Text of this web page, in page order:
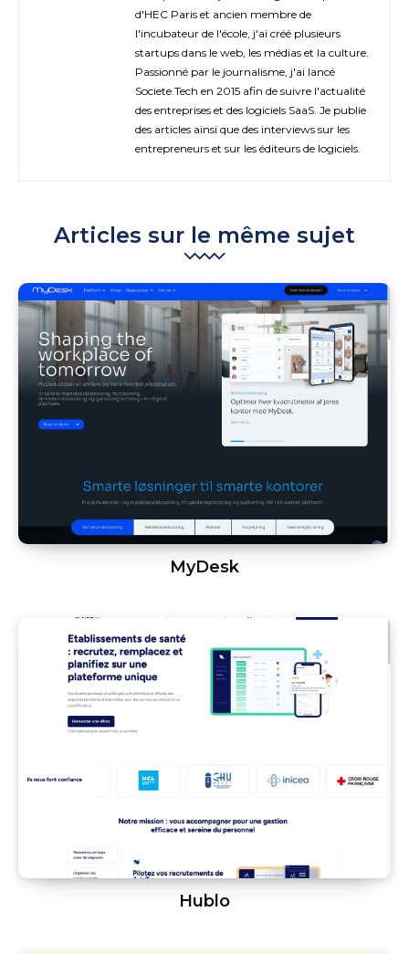
d'HEC Paris et ancien membre de
l'incubateur de l'école, j'ai créé plusieurs
startups dans le web, les médias et la culture.
Passionné par le journalisme, j'ai lancé
Societe.Tech en 2015 afin de suivre l'actualité
des entreprises et des logiciels SaaS. Je publie
des articles ainsi que des interviews sur les
entrepreneurs et sur les éditeurs de logiciels.
Articles sur le même sujet
MyDesk
Hublo